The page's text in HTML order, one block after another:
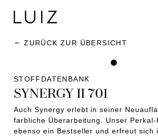
ZURÜCK ZUR ÜBERSICHT
STOFFDATENBANK
SYNERGY II 701
Auch Synergy erlebt in seiner
farbliche Überarbeitung. Unser
ebenso ein Bestseller und erfreut sich